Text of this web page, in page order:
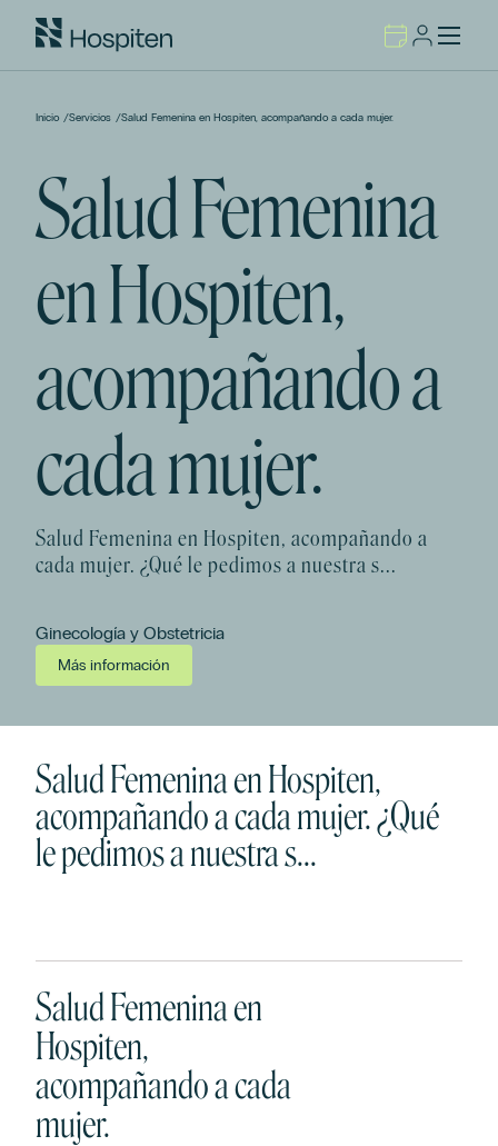
Inicio /Servicios /Salud Femenina en Hospiten, acompañando a cada mujer.
Salud Femenina
en Hospiten,
acompañando a
cada mujer.
Salud Femenina en Hospiten, acompañando a
cada mujer. ¿Qué le pedimos a nuestra s...
Ginecología y Obstetricia
Más información
Salud Femenina en Hospiten,
acompañando a cada mujer. ¿Qué
le pedimos a nuestra s...
Salud Femenina en
Hospiten,
acompañando a cada
mujer.